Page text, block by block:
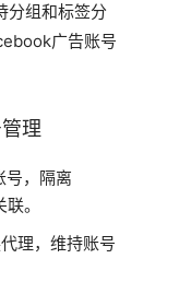
分组和标签分
广告账号
理
，隔离
。
理，维持账号